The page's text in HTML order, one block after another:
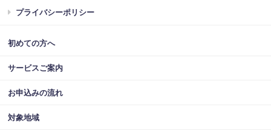
プライバシーポリシー
初めての方へ
サービスご案内
お申込みの流れ
対象地域